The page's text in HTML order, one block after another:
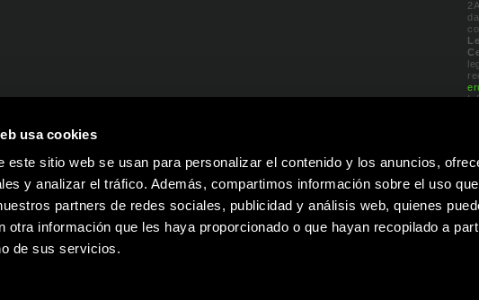
usa cookies
este sitio web se usan para personalizar el contenido y los anuncios,
y analizar el tráfico. Además, compartimos información sobre el uso
partners de redes sociales, publicidad y análisis web, quienes
otra información que les haya proporcionado o que hayan recopilado a
de sus servicios.